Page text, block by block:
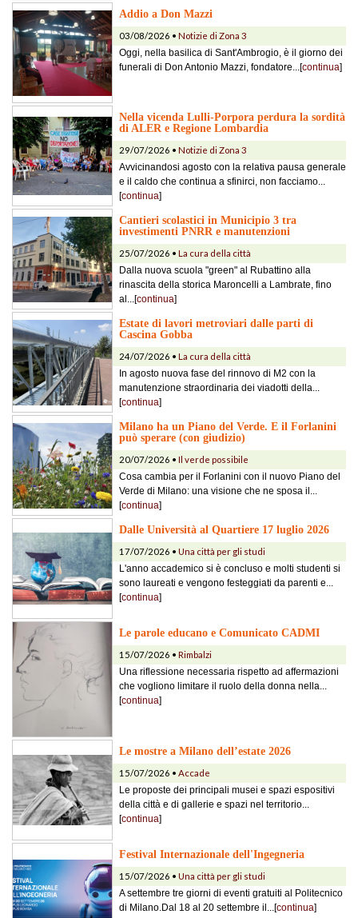
Addio a Don Mazzi
03/08/2026 • Notizie di Zona 3
Oggi, nella basilica di Sant'Ambrogio, è il giorno dei
funerali di Don Antonio Mazzi, fondatore...[continua]
Nella vicenda Lulli-Porpora perdura la sordità
di ALER e Regione Lombardia
29/07/2026 • Notizie di Zona 3
Avvicinandosi agosto con la relativa pausa generale
e il caldo che continua a sfinirci, non facciamo...
[continua]
Cantieri scolastici in Municipio 3 tra
investimenti PNRR e manutenzioni
25/07/2026 • La cura della città
Dalla nuova scuola "green" al Rubattino alla
rinascita della storica Maroncelli a Lambrate, fino
al...[continua]
Estate di lavori metroviari dalle parti di
Cascina Gobba
24/07/2026 • La cura della città
In agosto nuova fase del rinnovo di M2 con la
manutenzione straordinaria dei viadotti della...
[continua]
Milano ha un Piano del Verde. E il Forlanini
può sperare (con giudizio)
20/07/2026 • Il verde possibile
Cosa cambia per il Forlanini con il nuovo Piano del
Verde di Milano: una visione che ne sposa il...
[continua]
Dalle Università al Quartiere 17 luglio 2026
17/07/2026 • Una città per gli studi
L'anno accademico si è concluso e molti studenti si
sono laureati e vengono festeggiati da parenti e...
[continua]
Le parole educano e Comunicato CADMI
15/07/2026 • Rimbalzi
Una riflessione necessaria rispetto ad affermazioni
che vogliono limitare il ruolo della donna nella...
[continua]
Le mostre a Milano dell’estate 2026
15/07/2026 • Accade
Le proposte dei principali musei e spazi espositivi
della città e di gallerie e spazi nel territorio...
[continua]
Festival Internazionale dell'Ingegneria
15/07/2026 • Una città per gli studi
A settembre tre giorni di eventi gratuiti al Politecnico
di Milano.Dal 18 al 20 settembre il...[continua]